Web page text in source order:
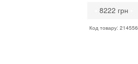
8222 грн
Код товару: 214556